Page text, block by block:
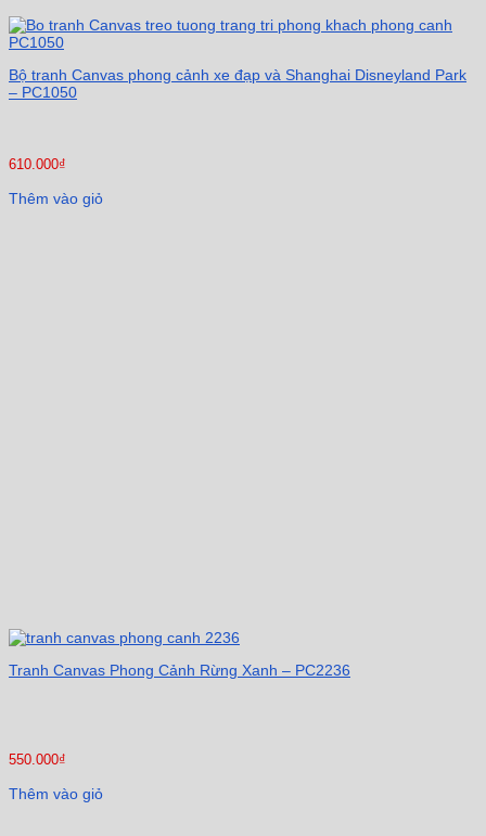
Bộ tranh Canvas phong cảnh xe đạp và Shanghai Disneyland Park
– PC1050
610.000₫
Thêm vào giỏ
Tranh Canvas Phong Cảnh Rừng Xanh – PC2236
550.000₫
Thêm vào giỏ